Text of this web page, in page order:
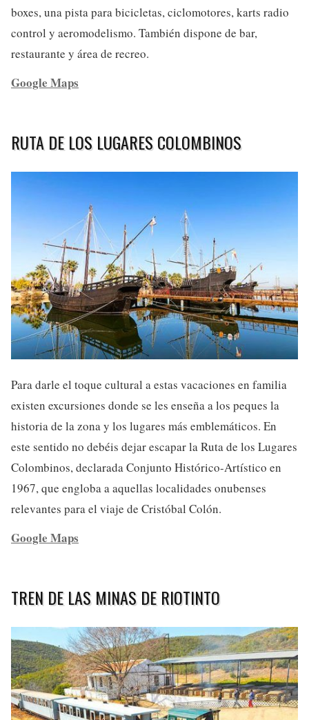
boxes, una pista para bicicletas, ciclomotores, karts radio
control y aeromodelismo. También dispone de bar,
restaurante y área de recreo.
Google Maps
RUTA DE LOS LUGARES COLOMBINOS
Para darle el toque cultural a estas vacaciones en familia
existen excursiones donde se les enseña a los peques la
historia de la zona y los lugares más emblemáticos. En
este sentido no debéis dejar escapar la Ruta de los Lugares
Colombinos, declarada Conjunto Histórico-Artístico en
1967, que engloba a aquellas localidades onubenses
relevantes para el viaje de Cristóbal Colón.
Google Maps
TREN DE LAS MINAS DE RIOTINTO